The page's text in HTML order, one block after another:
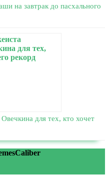
на завтрак до пасхального
для тех, кто хочет